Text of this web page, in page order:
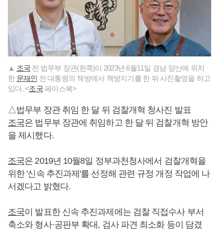
▲ 조국 전 법무부 장관(왼쪽)이 2023년 6월11일 경남 양산에 위치
한 문재인 전 대통령의 책방에서 책방지기를 한 뒤 사진촬영을 하고
있다. <조국페이스북>
△법무부 장관 취임 한 달 뒤 검찰개혁 청사진 발표
조국은 법무부 장관에 취임하고 한 달 뒤 검찰개혁 방안
을 제시했다.
조국은 2019년 10월8일 정부과천청사에서 검찰개혁을
위한 '신속 추진과제'를 선정해 관련 규정 개정 작업에 나
서겠다고 밝혔다.
조국이 발표한 신속 추진과제에는 검찰 직접수사 부서
축소와 형사·공판부 확대, 검사 파견 최소화 등이 담겼